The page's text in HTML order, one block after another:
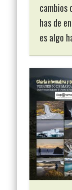
cambios
has de
es algo